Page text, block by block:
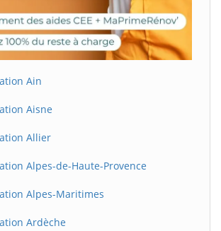
Ain
Aisne
Allier
Alpes-de-Haute-Provence
Alpes-Maritimes
Ardèche